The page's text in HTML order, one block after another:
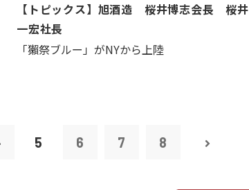
【トピックス】旭酒造 桜井博志会長 桜井
一宏社長
「獺祭ブルー」がNYから上陸
5 6 7 8